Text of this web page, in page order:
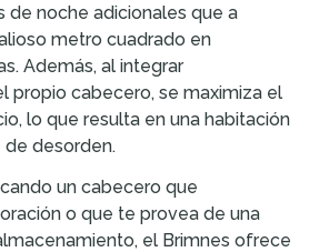
de noche adicionales que a
metro cuadrado en
Además, al integrar
propio cabecero, se maximiza el
lo que resulta en una habitación
de desorden.
un cabecero que
o que te provea de una
el Brimnes ofrece